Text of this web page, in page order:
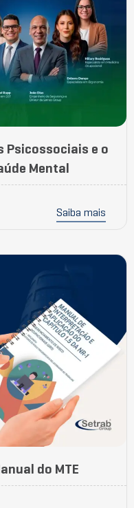
Psicossociais e o
Mental
Saiba mais
do MTE